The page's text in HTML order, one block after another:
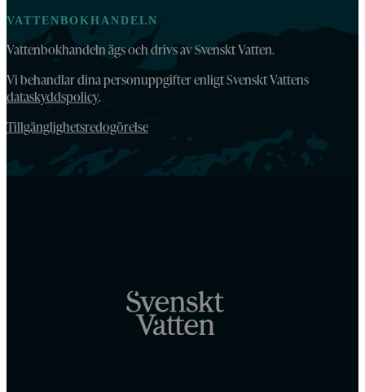
VATTENBOKHANDELN
Vattenbokhandeln ägs och drivs av Svenskt Vatten.
Vi behandlar dina personuppgifter enligt Svenskt Vattens
dataskyddspolicy.
Tillgänglighetsredogörelse